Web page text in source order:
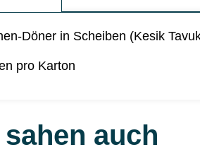
Döner in Scheiben (Kesik
pro Karton
auch